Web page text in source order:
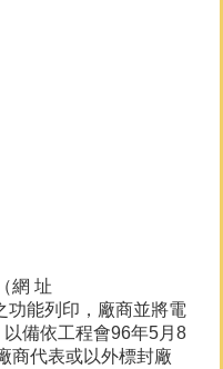
網 址
功能列印，廠商並將電
備依工程會96年5月8
商代表或以外標封廠